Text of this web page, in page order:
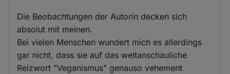
Die Beobachtungen der Autorin decken sich
absolut mit meinen.
Bei vielen Menschen wundert mich es allerdings
gar nicht, dass sie auf das weltanschauliche
Reizwort "Veganismus" genauso vehement